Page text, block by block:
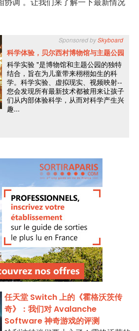
协调"。让我们来了解一下最新情况
任天堂 Switch 上的《霍格沃茨传
奇》：我们对 Avalanche
Software 神奇游戏的评测